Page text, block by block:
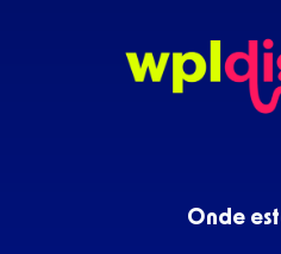
Onde